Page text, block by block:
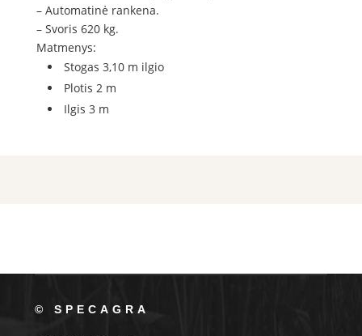
– Automatinė rankena.
– Svoris 620 kg.
Matmenys:
Stogas 3,10 m ilgio
Plotis 2 m
Ilgis 3 m
© SPECAGRA